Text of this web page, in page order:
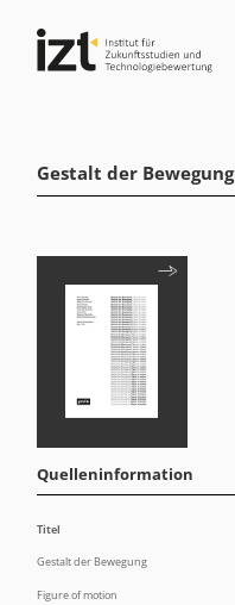
Gestalt der Bewegung
Quelleninformation
Titel
Gestalt der Bewegung
Figure of motion